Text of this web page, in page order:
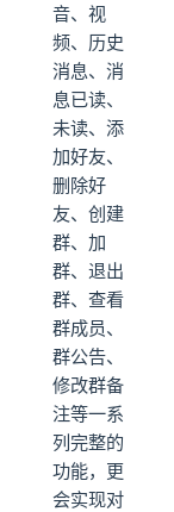
音、视
频、历史
消息、消
息已读、
未读、添
加好友、
删除好
友、创建
群、加
群、退出
群、查看
群成员、
群公告、
修改群备
注等一系
列完整的
功能，更
会实现对